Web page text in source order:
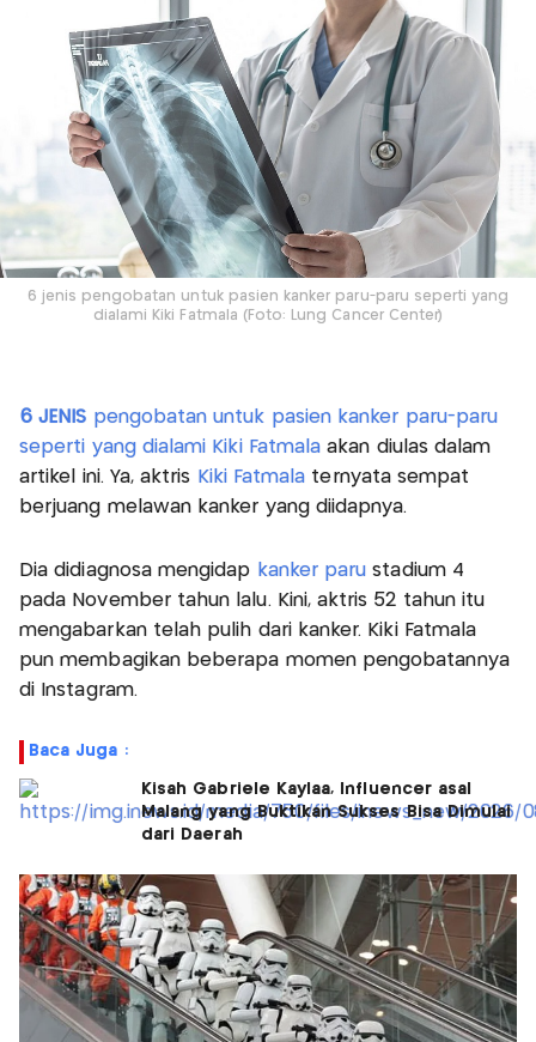
6 jenis pengobatan untuk pasien kanker paru-paru seperti yang
dialami Kiki Fatmala (Foto: Lung Cancer Center)
6 JENIS pengobatan untuk pasien kanker paru-paru
seperti yang dialami Kiki Fatmala akan diulas dalam
artikel ini. Ya, aktris Kiki Fatmala ternyata sempat
berjuang melawan kanker yang diidapnya.
Dia didiagnosa mengidap kanker paru stadium 4
pada November tahun lalu. Kini, aktris 52 tahun itu
mengabarkan telah pulih dari kanker. Kiki Fatmala
pun membagikan beberapa momen pengobatannya
di Instagram.
Baca Juga :
Kisah Gabriele Kaylaa, Influencer asal
Malang yang Buktikan Sukses Bisa Dimulai
dari Daerah